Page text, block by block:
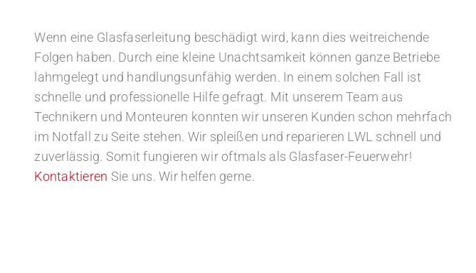
Wenn eine Glasfaserleitung beschädigt wird, kann dies weitreichende
Folgen haben. Durch eine kleine Unachtsamkeit können ganze Betriebe
lahmgelegt und handlungsunfähig werden. In einem solchen Fall ist
schnelle und professionelle Hilfe gefragt. Mit unserem Team aus
Technikern und Monteuren konnten wir unseren Kunden schon mehrfach
im Notfall zu Seite stehen. Wir spleißen und reparieren LWL schnell und
zuverlässig. Somit fungieren wir oftmals als Glasfaser-Feuerwehr!
Kontaktieren Sie uns. Wir helfen gerne.